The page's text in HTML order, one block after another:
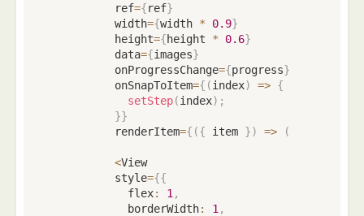
          ref
={ref}
          width
={width * 0.9}
          height
={height * 0.6}
          data
={images}
          onProgressChange
={progress}
          onSnapToItem
={ (index) => {
setStep(index) ;
}}
          renderItem
={ ({ item }) => (
<View
          style
={{
            flex
: 1 ,
            borderWidth
: 1 ,